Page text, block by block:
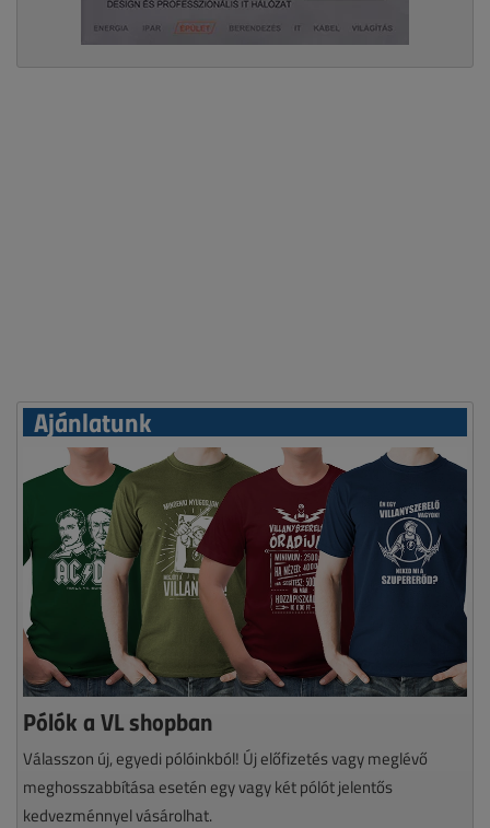
Ajánlatunk
Pólók a VL shopban
Válasszon új, egyedi pólóinkból! Új előfizetés vagy meglévő
meghosszabbítása esetén egy vagy két pólót jelentős
kedvezménnyel vásárolhat.